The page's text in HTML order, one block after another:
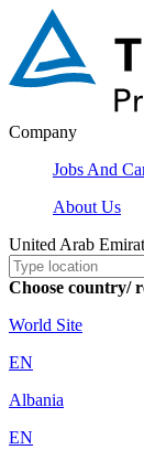
Company
Jobs And
About Us
United Arab
Choose country/
World Site
EN
Albania
EN